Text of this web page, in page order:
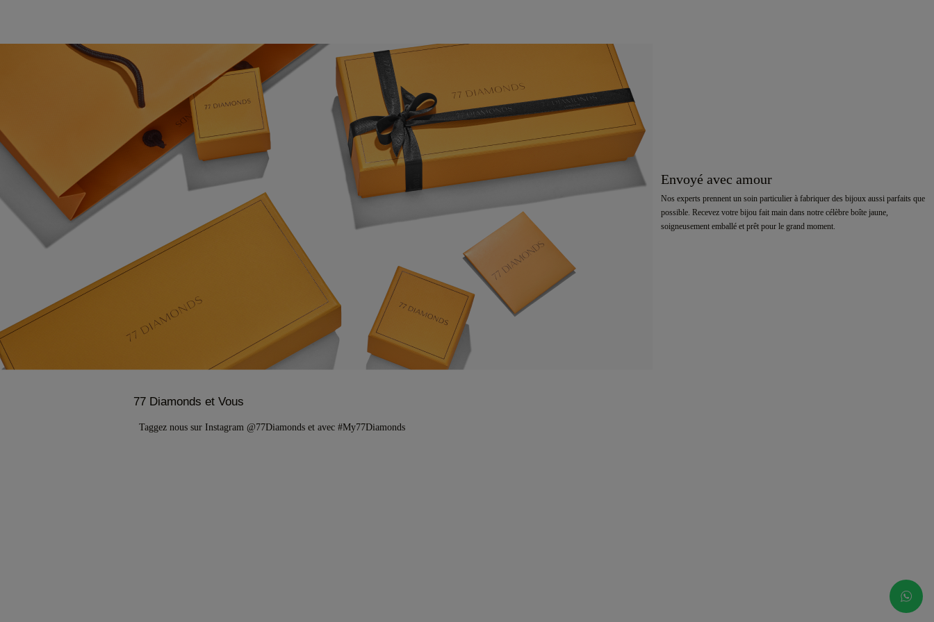
Envoyé avec amour
Nos experts prennent un soin particulier à fabriquer des bijoux aussi parfaits que
possible. Recevez votre bijou fait main dans notre célèbre boîte jaune,
soigneusement emballé et prêt pour le grand moment.
77 Diamonds et Vous
Taggez nous sur Instagram @77Diamonds et avec #My77Diamonds